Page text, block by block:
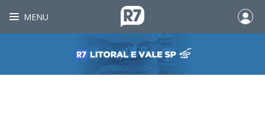
MENU